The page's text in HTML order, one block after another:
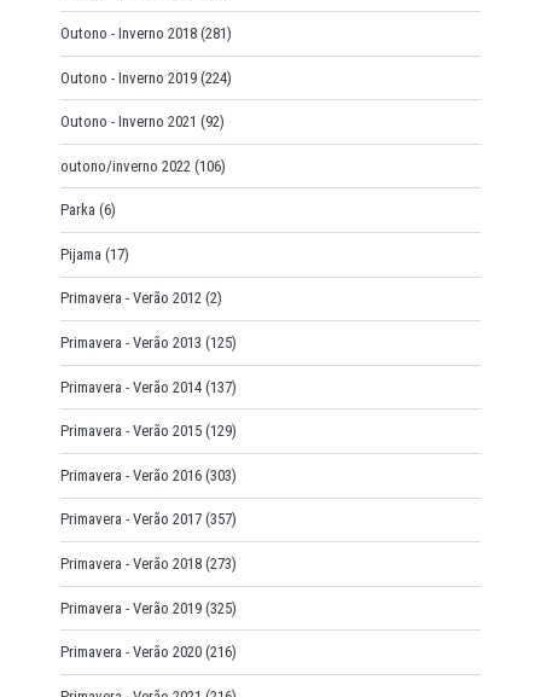
Outono - Inverno 2018 (281)
Outono - Inverno 2019 (224)
Outono - Inverno 2021 (92)
outono/inverno 2022 (106)
Parka (6)
Pijama (17)
Primavera - Verão 2012 (2)
Primavera - Verão 2013 (125)
Primavera - Verão 2014 (137)
Primavera - Verão 2015 (129)
Primavera - Verão 2016 (303)
Primavera - Verão 2017 (357)
Primavera - Verão 2018 (273)
Primavera - Verão 2019 (325)
Primavera - Verão 2020 (216)